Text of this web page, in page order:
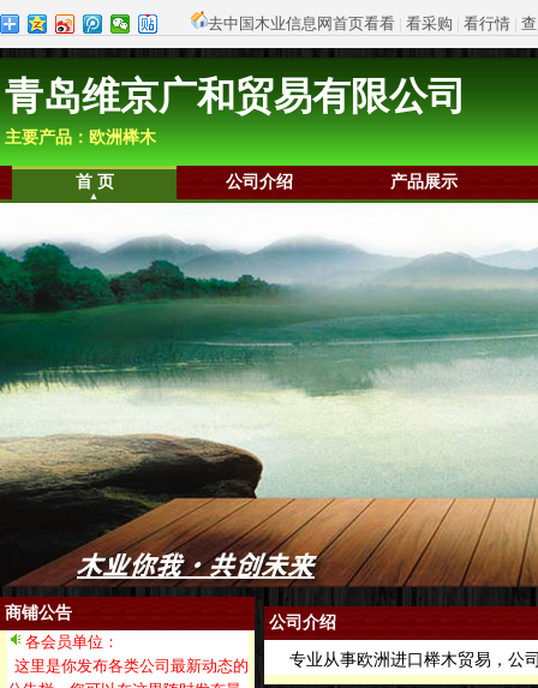
去中国木业信息网首页看看 | 看采购 | 看行情 |
青岛维京广和贸易有限公司
主要产品：欧洲榉木
首 页 公司介绍 产品展示
商铺公告
各会员单位：
这里是你发布各类公司最新动态的
公司介绍
专业从事欧洲进口榉木贸易，公